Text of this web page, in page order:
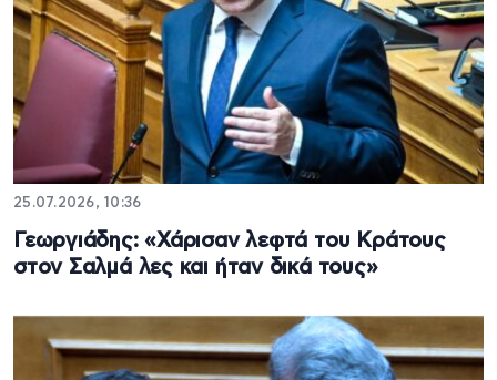
25.07.2026, 10:36
Γεωργιάδης: «Χάρισαν λεφτά του Κράτους
στον Σαλμά λες και ήταν δικά τους»